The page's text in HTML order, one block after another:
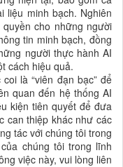
liệu minh bạch. Nghiên
cho những người
tin minh bạch, đồng
người thực hành AI
cách hiệu quả.
là “viên đạn bạc” để
quan đến hệ thống AI
kiện tiên quyết để đưa
can thiệp khác như các
tác với chúng tôi trong
chúng tôi trong lĩnh
việc này, vui lòng liên